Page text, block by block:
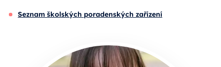
Seznam školských poradenských zařízení